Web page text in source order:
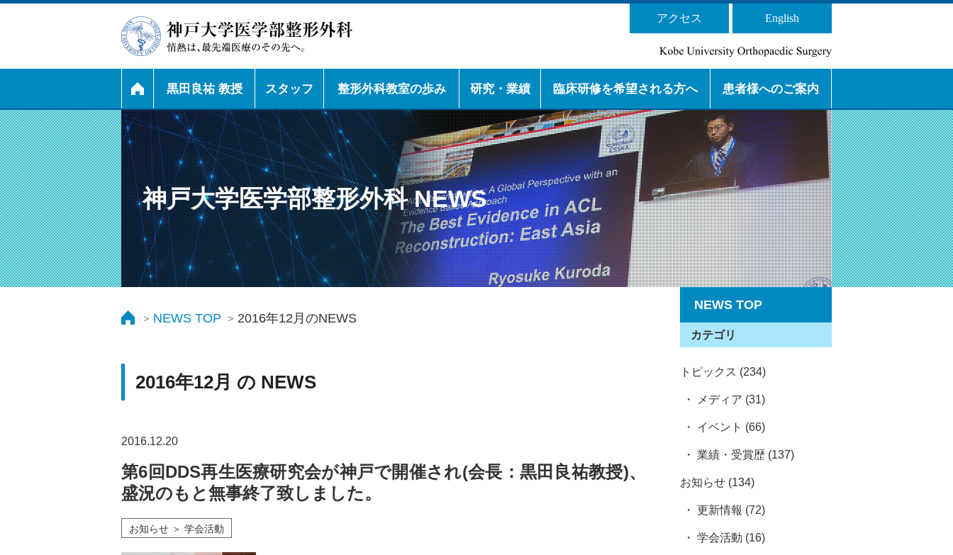
アクセス English
黒田良祐 教授 スタッフ 整形外科教室の歩み
教室の歴史
教室の学会活動
研究・業績
下肢スポーツ
脊椎
下肢人工関節
腫瘍
上肢
外傷
リウマチ
臨床研修を希望される方へ
神戸大学整形外科 専門研修プログラムの 目的と特
徴
研修プログラムの 基幹施設と連携施設
診療科長補佐（医局長） からのメッセージ
後期研修医の先輩 からのメッセージ
女性医師からのメッセージ
留学生からのメッセージ
チームドクターの紹介
クラブ活動の紹介
患者様へのご案内
外来診療・ アクセスのご案
内
看護師からのお知らせ
下肢スポーツ
脊椎
下肢人工関節
腫瘍
上肢
外傷
リウマチ
神戸大学医学部整形外科 NEWS
NEWS TOP 2016年12月のNEWS
NEWS TOP
カテゴリ
トピックス (234)
・ メディア (31)
・ イベント (66)
・ 業績・受賞歴 (137)
お知らせ (134)
・ 更新情報 (72)
・ 学会活動 (16)
2016年12月 の NEWS
2016.12.20
第6回DDS再生医療研究会が神戸で開催され(会長：黒田良祐教授)、
盛況のもと無事終了致しました。
お知らせ ＞ 学会活動